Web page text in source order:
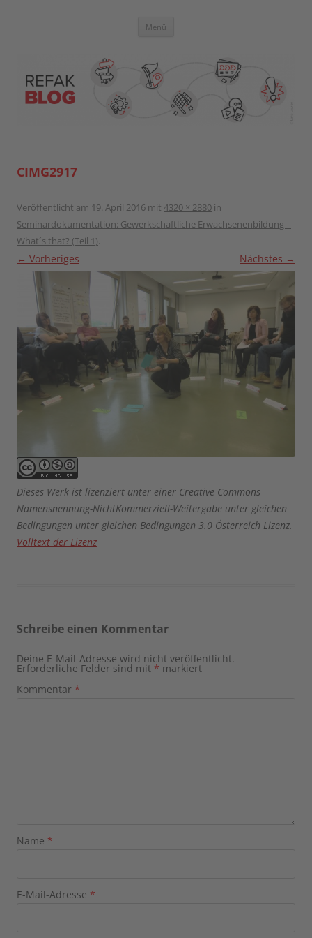
Blog der Referent:innen Akademie
Menü
CIMG2917
Veröffentlicht am 19. April 2016 mit 4320 × 2880 in
Seminardokumentation: Gewerkschaftliche Erwachsenenbildung –
What´s that? (Teil 1).
← Vorheriges Nächstes →
Dieses Werk ist lizenziert unter einer Creative Commons
Namensnennung-NichtKommerziell-Weitergabe unter gleichen
Bedingungen unter gleichen Bedingungen 3.0 Österreich Lizenz.
Volltext der Lizenz
Schreibe einen Kommentar
Deine E-Mail-Adresse wird nicht veröffentlicht.
Erforderliche Felder sind mit * markiert
Kommentar *
Name *
E-Mail-Adresse *